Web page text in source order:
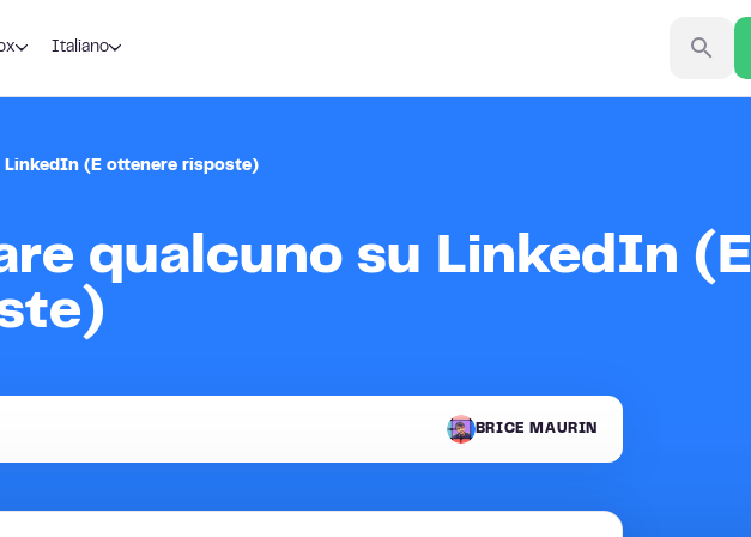
Italiano
(E ottenere risposte)
qualcuno su LinkedIn (E
BRICE MAURIN